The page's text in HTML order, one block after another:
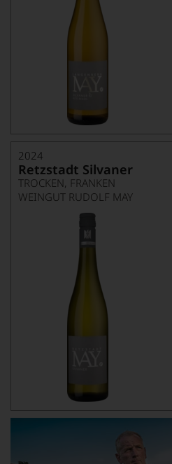
2024
Retzstadt Silvaner
TROCKEN, FRANKEN
WEINGUT RUDOLF MAY